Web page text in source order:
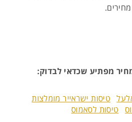
מפתיע שכדאי לבדוק:
טיסות ישראייר מומלצות
טיסות לסאמוס